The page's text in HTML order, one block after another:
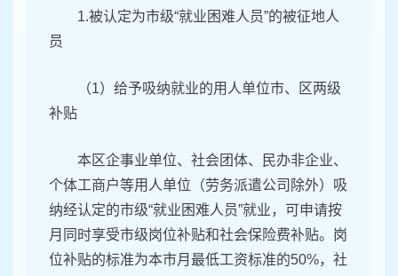
1.被认定为市级“就业困难人员”的被征地人
员
（1）给予吸纳就业的用人单位市、区两级
补贴
本区企事业单位、社会团体、民办非企业、
个体工商户等用人单位（劳务派遣公司除外）吸
纳经认定的市级“就业困难人员”就业，可申请按
月同时享受市级岗位补贴和社会保险费补贴。岗
位补贴的标准为本市月最低工资标准的50%，社